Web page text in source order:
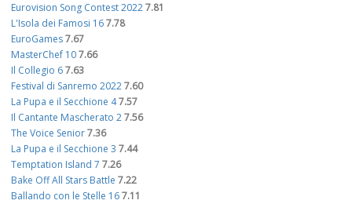
Eurovision Song Contest 20227.81
L'Isola dei Famosi 167.78
EuroGames7.67
MasterChef 107.66
Il Collegio 67.63
Festival di Sanremo 20227.60
La Pupa e il Secchione 47.57
Il Cantante Mascherato 27.56
The Voice Senior7.36
La Pupa e il Secchione 3 7.44
Temptation Island 7 7.26
Bake Off All Stars Battle 7.22
Ballando con le Stelle 167.11